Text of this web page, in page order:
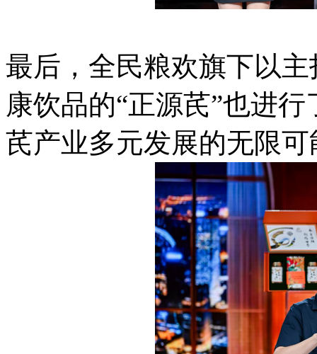
最后，全民粮欢旗下以
康饮品的“正源芪”也进
芪产业多元发展的无限可